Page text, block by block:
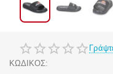
ΚΩΔΙΚΟΣ: